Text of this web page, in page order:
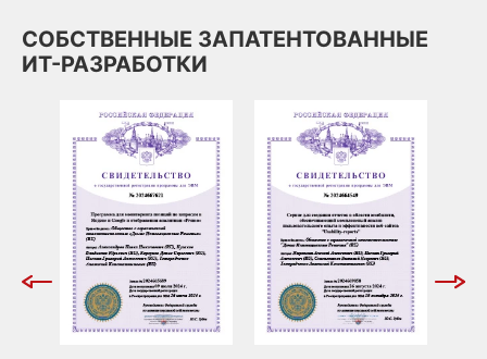
СОБСТВЕННЫЕ ЗАПАТЕНТОВАННЫЕ
ИТ-РАЗРАБОТКИ